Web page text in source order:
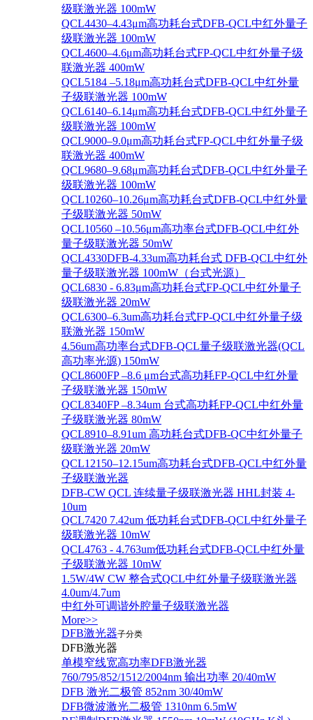
级联激光器 100mW
QCL4430–4.43μm高功耗台式DFB-QCL中红外量子
级联激光器 100mW
QCL4600–4.6μm高功耗台式FP-QCL中红外量子级
联激光器 400mW
QCL5184 –5.18μm高功耗台式DFB-QCL中红外量
子级联激光器 100mW
QCL6140–6.14μm高功耗台式DFB-QCL中红外量子
级联激光器 100mW
QCL9000–9.0μm高功耗台式FP-QCL中红外量子级
联激光器 400mW
QCL9680–9.68μm高功耗台式DFB-QCL中红外量子
级联激光器 100mW
QCL10260–10.26μm高功耗台式DFB-QCL中红外量
子级联激光器 50mW
QCL10560 –10.56μm高功率台式DFB-QCL中红外
量子级联激光器 50mW
QCL4330DFB-4.33um高功耗台式 DFB-QCL中红外
量子级联激光器 100mW（台式光源）
QCL6830 - 6.83μm高功耗台式FP-QCL中红外量子
级联激光器 20mW
QCL6300–6.3um高功耗台式FP-QCL中红外量子级
联激光器 150mW
4.56um高功率台式DFB-QCL量子级联激光器(QCL
高功率光源) 150mW
QCL8600FP –8.6 μm台式高功耗FP-QCL中红外量
子级联激光器 150mW
QCL8340FP –8.34um 台式高功耗FP-QCL中红外量
子级联激光器 80mW
QCL8910–8.91um 高功耗台式DFB-QC中红外量子
级联激光器 20mW
QCL12150–12.15um高功耗台式DFB-QCL中红外量
子级联激光器
DFB-CW QCL 连续量子级联激光器 HHL封装 4-
10um
QCL7420 7.42um 低功耗台式DFB-QCL中红外量子
级联激光器 10mW
QCL4763 - 4.763um低功耗台式DFB-QCL中红外量
子级联激光器 10mW
1.5W/4W CW 整合式QCL中红外量子级联激光器
4.0um/4.7um
中红外可调谐外腔量子级联激光器
More>>
DFB激光器子分类
DFB激光器
单模窄线宽高功率DFB激光器
760/795/852/1512/2004nm 输出功率 20/40mW
DFB 激光二极管 852nm 30/40mW
DFB微波激光二极管 1310nm 6.5mW